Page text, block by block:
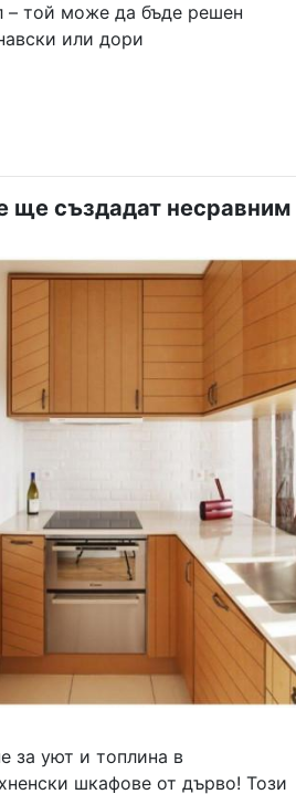
– той може да бъде решен
или дори
ще създадат несравним
за уют и топлина в
шкафове от дърво! Този